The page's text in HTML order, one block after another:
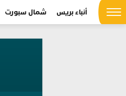
أنباء بريس شمال سبورت